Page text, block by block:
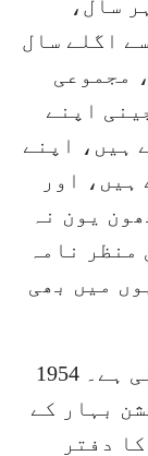
سال،
کے 15 ویں دن سے اگلے سال
دن تک، مجموعی
چینی اپنے
ہیں، اپنے
اور
یون نہ
نامہ
میں بھی
چھون یون کی تاریخ 71 سال پرانی ہے۔ 1954
بہار کے
دفتر